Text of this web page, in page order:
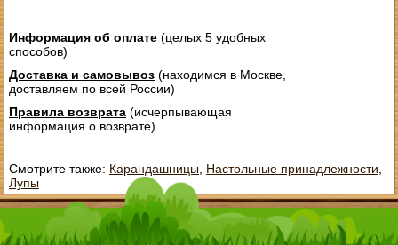
Информация об оплате(целых 5 удобных
способов)
Доставка и самовывоз(находимся в Москве,
доставляем по всей России)
Правила возврата(исчерпывающая
информация о возврате)
Смотрите также: Карандашницы, Настольные принадлежности
Лупы